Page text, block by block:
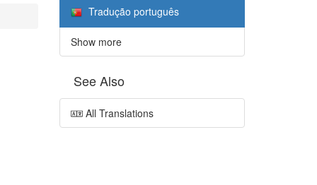
Tradução português
Show more
See Also
All Translations